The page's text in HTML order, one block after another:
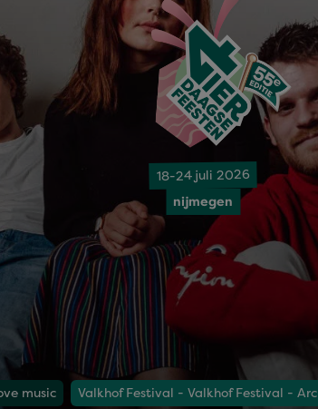
18-24 juli 2026
nijmegen
music Valkhof Festival - Valkhof Festival - Arc